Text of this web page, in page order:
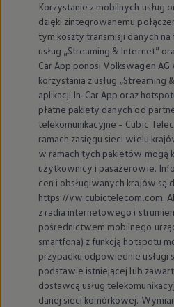
Korzystanie z mobilnych usług
dzięki zintegrowanemu
tym koszty transmisji danych
usług „Streaming & Internet”
Car App ponosi Volkswagen AG
korzystania z usług „Streaming
aplikacji In-Car App oraz
płatne pakiety danych od
telekomunikacyjne – Cubic
ramach zasięgu sieci wielu
w ramach tych pakietów mogą
użytkownicy i pasażerowie.
cen i obsługiwanych krajów są
https://vw.cubictelecom.com.
z radia internetowego i
pośrednictwem mobilnego
smartfona) z funkcją hotspotu
przypadku odpowiednie usługi
podstawie istniejącej lub
dostawcą usług
danej sieci komórkowej.